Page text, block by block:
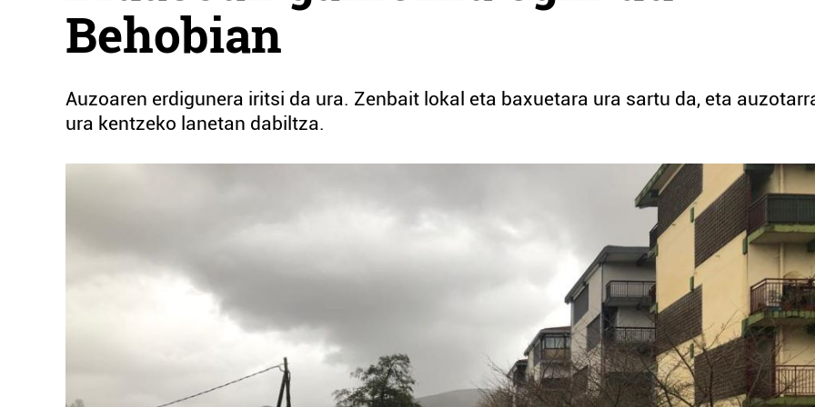
Behobian
Auzoaren erdigunera iritsi da ura. Zenbait lokal eta baxuetara ura sartu da, eta
ura kentzeko lanetan dabiltza.